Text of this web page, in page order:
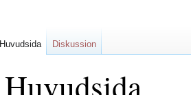
Huvudsida
Huvudsida Diskussion